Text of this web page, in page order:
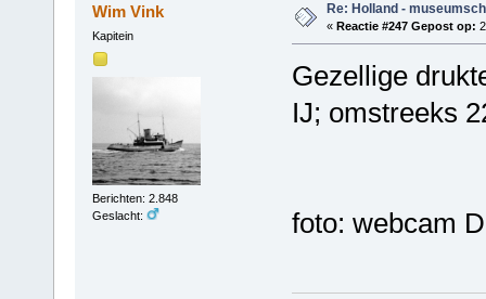
Wim Vink
Kapitein
Berichten: 2.848
Geslacht:
Re: Holland -
« Reactie #247 Gepost op:
Gezellige
IJ; omstreeks
foto: webcam